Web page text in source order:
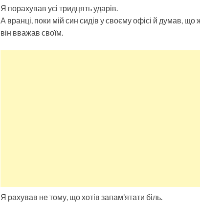
Я порахував усі тридцять ударів.
А вранці, поки мій син сидів у своєму офісі й думав,
він вважав своїм.
Я рахував не тому, що хотів запам’ятати біль.